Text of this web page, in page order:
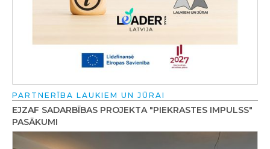
PARTNERĪBA LAUKIEM UN JŪRAI
EJZAF SADARBĪBAS PROJEKTA "PIEKRASTES IMPULSS"
PASĀKUMI